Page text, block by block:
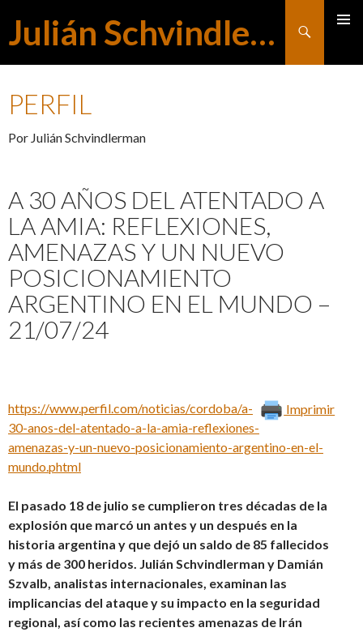
Julián Schvindlerman
Buscar
PERFIL
Por Julián Schvindlerman
A 30 AÑOS DEL ATENTADO A
LA AMIA: REFLEXIONES,
AMENAZAS Y UN NUEVO
POSICIONAMIENTO
ARGENTINO EN EL MUNDO –
21/07/24
Imprimir
https://www.perfil.com/noticias/cordoba/a-
30-anos-del-atentado-a-la-amia-reflexiones-
amenazas-y-un-nuevo-posicionamiento-argentino-en-el-
mundo.phtml
El pasado 18 de julio se cumplieron tres décadas de la
explosión que marcó un antes y un después en la
historia argentina y que dejó un saldo de 85 fallecidos
y más de 300 heridos. Julián Schvindlerman y Damián
Szvalb, analistas internacionales, examinan las
implicancias del ataque y su impacto en la seguridad
regional, así como las recientes amenazas de Irán